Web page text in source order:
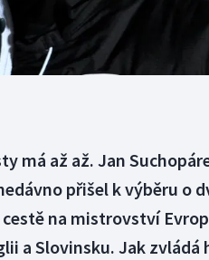
má až až. Jan
přišel k výběru o
na mistrovství
a Slovinsku. Jak zvládá